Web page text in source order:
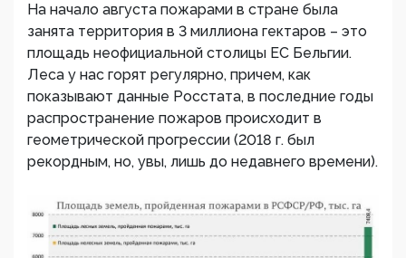
На начало августа пожарами в стране была
занята территория в 3 миллиона гектаров – это
площадь неофициальной столицы ЕС Бельгии.
Леса у нас горят регулярно, причем, как
показывают данные Росстата, в последние годы
распространение пожаров происходит в
геометрической прогрессии (2018 г. был
рекордным, но, увы, лишь до недавнего времени).